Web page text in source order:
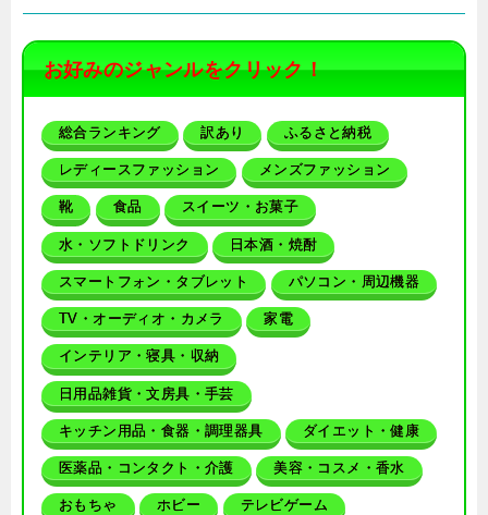
お好みのジャンルをクリック！
総合ランキング 訳あり ふるさと納税
レディースファッション メンズファッション
靴 食品 スイーツ・お菓子
水・ソフトドリンク 日本酒・焼酎
スマートフォン・タブレット パソコン・周辺機器
TV・オーディオ・カメラ 家電
インテリア・寝具・収納
日用品雑貨・文房具・手芸
キッチン用品・食器・調理器具 ダイエット・健康
医薬品・コンタクト・介護 美容・コスメ・香水
おもちゃ ホビー テレビゲーム